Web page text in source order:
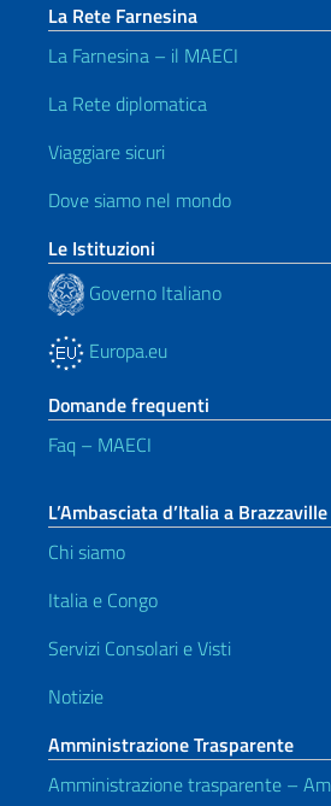
La Rete Farnesina
La Farnesina – il MAECI
La Rete diplomatica
Viaggiare sicuri
Dove siamo nel mondo
Le Istituzioni
Governo Italiano
Europa.eu
Domande frequenti
Faq – MAECI
L’Ambasciata d’Italia a Brazzaville
Chi siamo
Italia e Congo
Servizi Consolari e Visti
Notizie
Amministrazione Trasparente
Amministrazione trasparente –